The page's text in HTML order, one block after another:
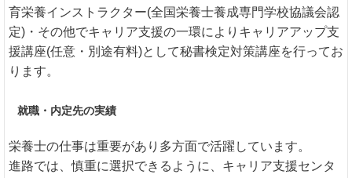
育栄養インストラクター(全国栄養士養成専門学校協議会認
定)・その他でキャリア支援の一環によりキャリアアップ支
援講座(任意・別途有料)として秘書検定対策講座を行ってお
ります。
就職・内定先の実績
栄養士の仕事は重要があり多方面で活躍しています。
進路では、慎重に選択できるように、キャリア支援センタ